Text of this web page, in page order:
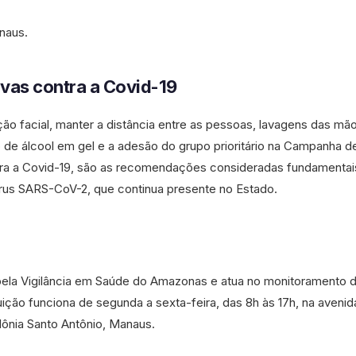
contra a Covid-19
facial, manter a distância entre as pessoas, lavagens das
álcool em gel e a adesão do grupo prioritário na Campanha
a Covid-19, são as recomendações consideradas
SARS-CoV-2, que continua presente no Estado.
Vigilância em Saúde do Amazonas e atua no monitoramento
funciona de segunda a sexta-feira, das 8h às 17h, na
Santo Antônio, Manaus.